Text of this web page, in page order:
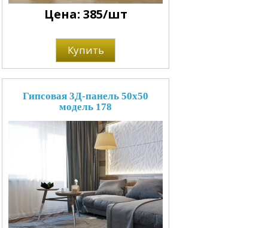
Цена: 385/шт
Купить
Гипсовая 3Д-панель 50x50
модель 178